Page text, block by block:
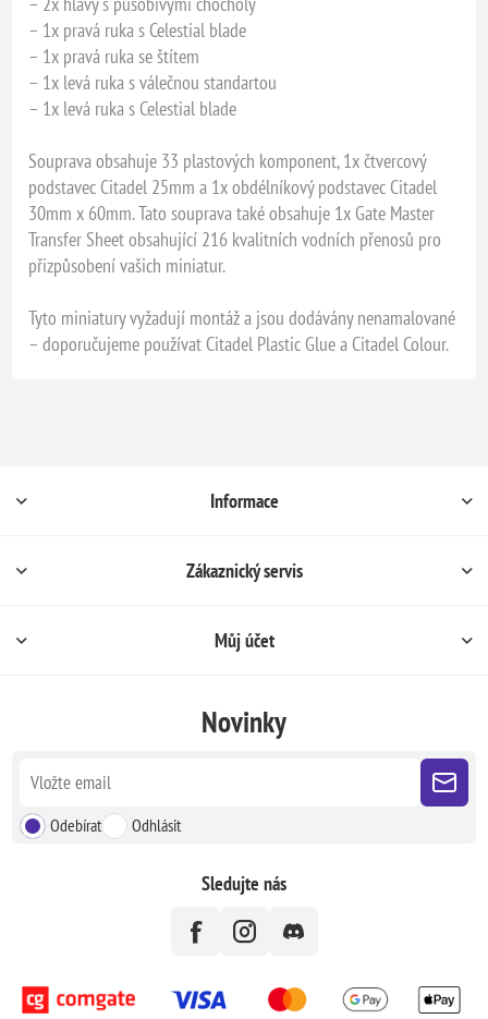
– 1x pravá ruka s Celestial blade
– 1x pravá ruka se štítem
– 1x levá ruka s válečnou standartou
– 1x levá ruka s Celestial blade
Souprava obsahuje 33 plastových komponent, 1x čtvercový
podstavec Citadel 25mm a 1x obdélníkový podstavec Citadel
30mm x 60mm. Tato souprava také obsahuje 1x Gate Master
Transfer Sheet obsahující 216 kvalitních vodních přenosů pro
přizpůsobení vašich miniatur.
Tyto miniatury vyžadují montáž a jsou dodávány nenamalované
– doporučujeme používat Citadel Plastic Glue a Citadel Colour.
Informace
Zákaznický servis
Můj účet
Novinky
Odebírat Odhlásit
Sledujte nás